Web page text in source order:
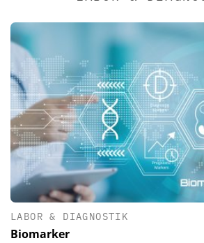
LABOR & DIAGNOSTIK
Biomarker